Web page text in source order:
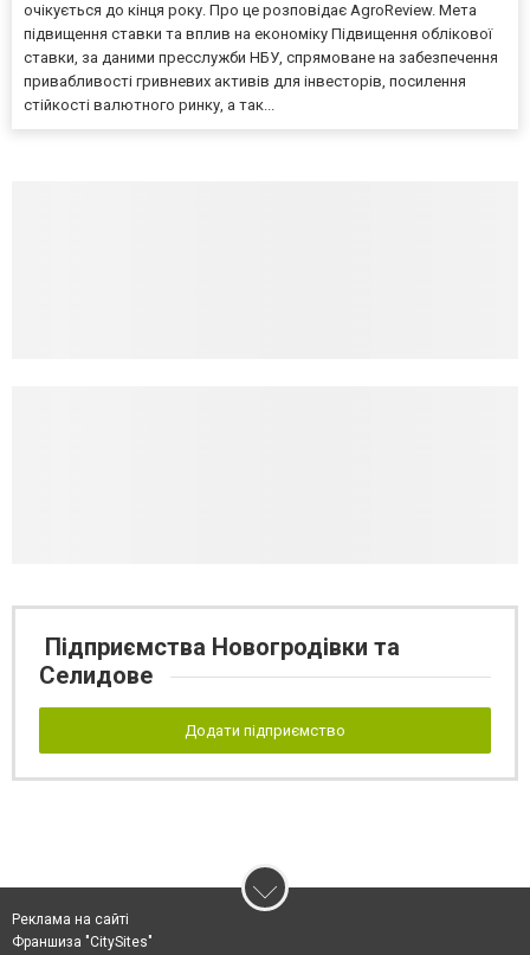
очікується до кінця року. Про це розповідає AgroReview. Мета
підвищення ставки та вплив на економіку Підвищення облікової
ставки, за даними пресслужби НБУ, спрямоване на забезпечення
привабливості гривневих активів для інвесторів, посилення
стійкості валютного ринку, а так...
Підприємства Новогродівки та
Селидове
Додати підприємство
Реклама на сайті
Франшиза "CitySites"